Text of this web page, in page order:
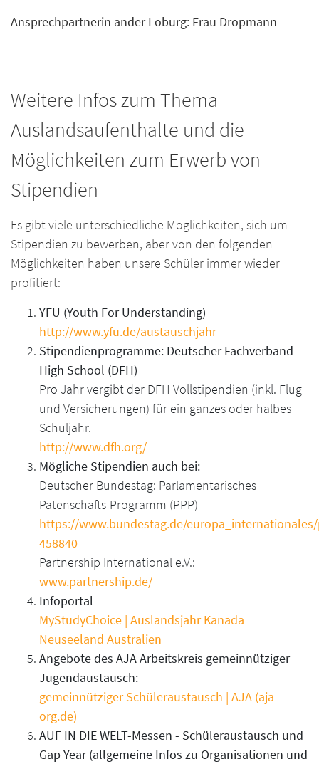
Ansprechpartnerin ander Loburg: Frau Dropmann
Weitere Infos zum Thema
Auslandsaufenthalte und die
Möglichkeiten zum Erwerb von
Stipendien
Es gibt viele unterschiedliche Möglichkeiten, sich um
Stipendien zu bewerben, aber von den folgenden
Möglichkeiten haben unsere Schüler immer wieder
profitiert:
YFU (Youth For Understanding)
http://www.yfu.de/austauschjahr
Stipendienprogramme: Deutscher Fachverband
High School (DFH)
Pro Jahr vergibt der DFH Vollstipendien (inkl. Flug
und Versicherungen) für ein ganzes oder halbes
Schuljahr.
http://www.dfh.org/
Mögliche Stipendien auch bei:
Deutscher Bundestag: Parlamentarisches
Patenschafts-Programm (PPP)
https://www.bundestag.de/
458840
Partnership International e.V.:
www.partnership.de/
Infoportal
MyStudyChoice | Auslandsjahr Kanada
Neuseeland Australien
Angebote des AJA Arbeitskreis gemeinnütziger
Jugendaustausch:
gemeinnütziger Schüleraustausch | AJA (aja-
org.de)
AUF IN DIE WELT-Messen - Schüleraustausch und
Gap Year (allgemeine Infos zu Organisationen und